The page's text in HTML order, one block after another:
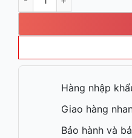
Hàng nhập
Giao hàng
Bảo hành và